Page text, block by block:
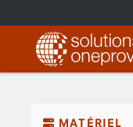
MATÉRIEL